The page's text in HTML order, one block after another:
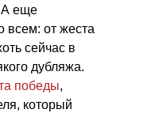
А еще
всем: от жеста
сейчас в
дубляжа.
победы,
который